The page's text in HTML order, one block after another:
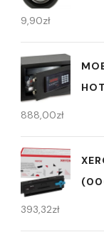
9,90zł
888,00zł
393,32zł